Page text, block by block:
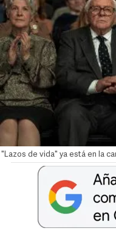
"Lazos de vida" ya está en la